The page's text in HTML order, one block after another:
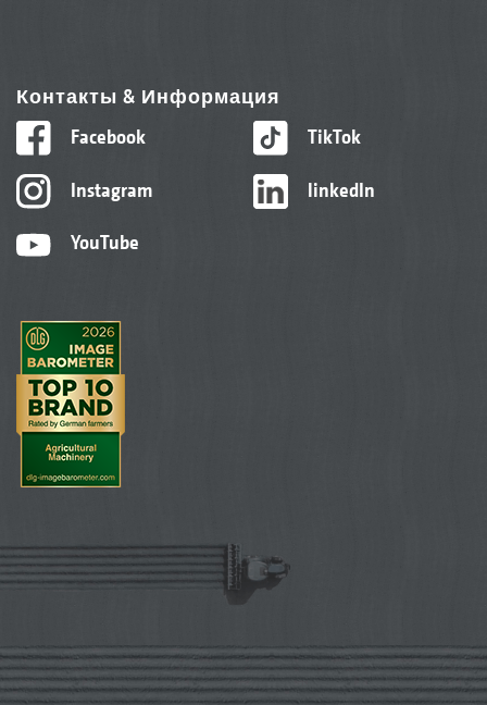
Контакты & Информация
Facebook
Instagram
YouTube
TikTok
linkedIn